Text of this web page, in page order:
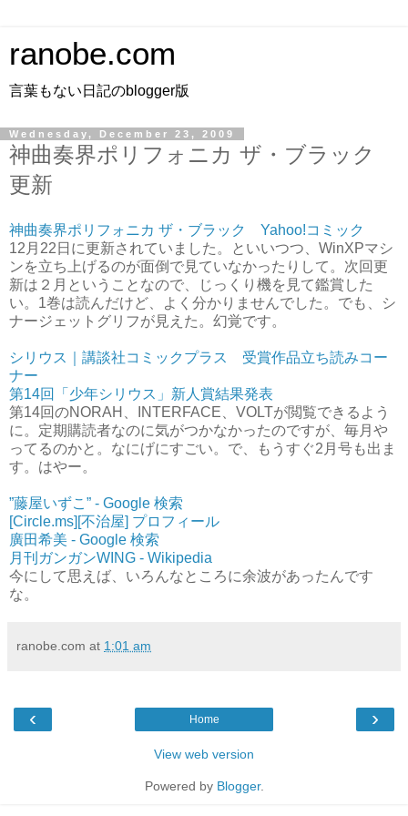
ranobe.com
言葉もない日記のblogger版
Wednesday, December 23, 2009
神曲奏界ポリフォニカ ザ・ブラック
更新
神曲奏界ポリフォニカ ザ・ブラック Yahoo!コミック
12月22日に更新されていました。といいつつ、WinXPマシ
ンを立ち上げるのが面倒で見ていなかったりして。次回更
新は２月ということなので、じっくり機を見て鑑賞した
い。1巻は読んだけど、よく分かりませんでした。でも、シ
ナージェットグリフが見えた。幻覚です。
シリウス｜講談社コミックプラス 受賞作品立ち読みコー
ナー
第14回「少年シリウス」新人賞結果発表
第14回のNORAH、INTERFACE、VOLTが閲覧できるよう
に。定期購読者なのに気がつかなかったのですが、毎月や
ってるのかと。なにげにすごい。で、もうすぐ2月号も出ま
す。はやー。
”藤屋いずこ” - Google 検索
[Circle.ms][不治屋] プロフィール
廣田希美 - Google 検索
月刊ガンガンWING - Wikipedia
今にして思えば、いろんなところに余波があったんです
な。
ranobe.com at 1:01 am
‹ ›
Home
View web version
Powered by Blogger.